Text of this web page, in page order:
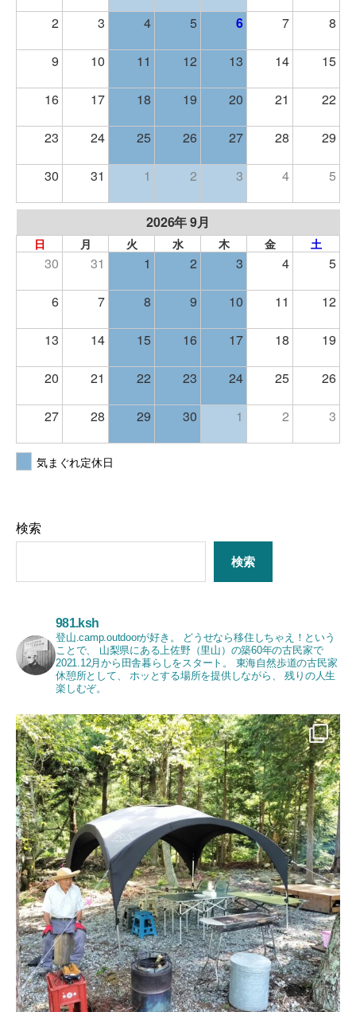
2 3 4 5 6 7 8
9 10 11 12 13 14 15
16 17 18 19 20 21 22
23 24 25 26 27 28 29
30 31 1 2 3 4 5
2026年 9月
日 月 火 水 木 金 土
30 31 1 2 3 4 5
6 7 8 9 10 11 12
13 14 15 16 17 18 19
20 21 22 23 24 25 26
27 28 29 30 1 2 3
気まぐれ定休日
検索
検索
981.ksh
登山.camp.outdoorが好き。
どうせなら移住しちゃえ！という
ことで、
山梨県にある上佐野（里山）の築60年の古民家で
2021.12月から田舎暮らしをスタート。
東海自然歩道の古民家
休憩所として、
ホッとする場所を提供しながら、
残りの人生
楽しむぞ。